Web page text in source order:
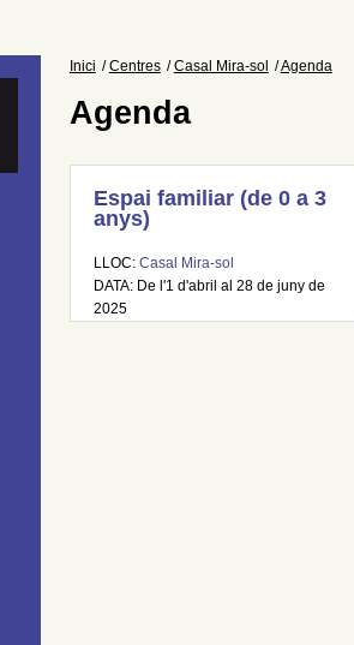
Inici Centres Casal Mira-sol Agenda
Agenda
Espai familiar (de 0 a 3
anys)
LLOC: Casal Mira-sol
DATA: De l'1 d'abril al 28 de juny de
2025